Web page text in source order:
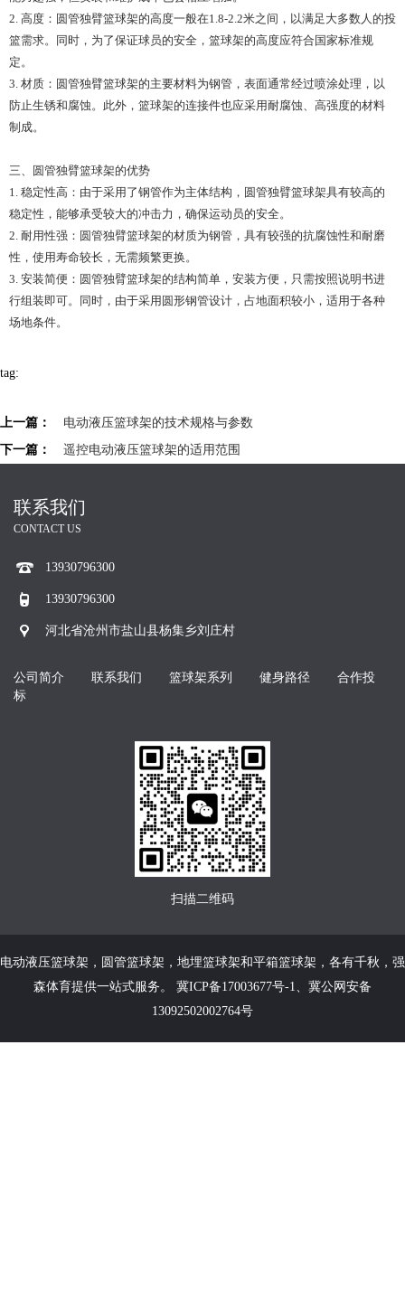
2. 高度：圆管独臂篮球架的高度一般在1.8-2.2米之间，以满足大多数人的投
篮需求。同时，为了保证球员的安全，篮球架的高度应符合国家标准规
定。
3. 材质：圆管独臂篮球架的主要材料为钢管，表面通常经过喷涂处理，以
防止生锈和腐蚀。此外，篮球架的连接件也应采用耐腐蚀、高强度的材料
制成。
三、圆管独臂篮球架的优势
1. 稳定性高：由于采用了钢管作为主体结构，圆管独臂篮球架具有较高的
稳定性，能够承受较大的冲击力，确保运动员的安全。
2. 耐用性强：圆管独臂篮球架的材质为钢管，具有较强的抗腐蚀性和耐磨
性，使用寿命较长，无需频繁更换。
3. 安装简便：圆管独臂篮球架的结构简单，安装方便，只需按照说明书进
行组装即可。同时，由于采用圆形钢管设计，占地面积较小，适用于各种
场地条件。
tag:
上一篇：
电动液压篮球架的技术规格与参数
下一篇：
遥控电动液压篮球架的适用范围
联系我们
CONTACT US
13930796300
13930796300
河北省沧州市盐山县杨集乡刘庄村
公司简介 联系我们 篮球架系列 健身路径
合作投
标
扫描二维码
电动液压篮球架 ， 圆管篮球架 ， 地埋篮球架和平箱篮球架 ，各有千秋，强
森体育提供一站式服务。 冀ICP备17003677号-1
冀公网安备
13092502002764号